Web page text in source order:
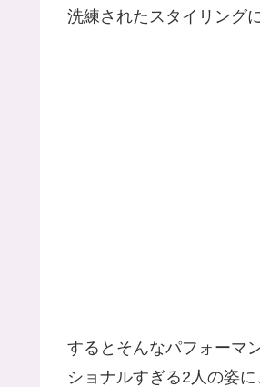
洗練されたスタイリング
するとそんなパフォーマ
ショナルすぎる2人の姿